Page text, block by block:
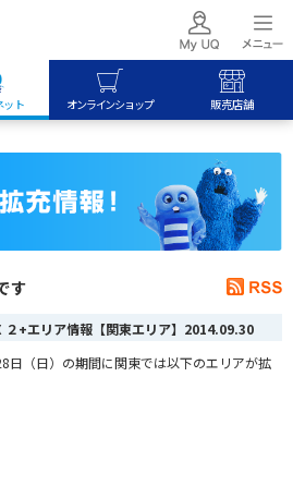
ット オンラインショップ 販売店舗
す
+エリア情報【関東エリア】 2014.09.30
日（日）の期間に関東では以下のエリアが拡